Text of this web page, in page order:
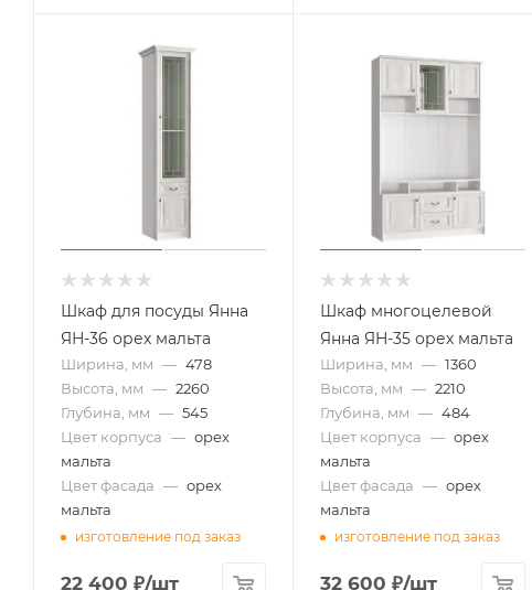
Шкаф для посуды Янна
ЯН-36 орех мальта
Ширина, мм — 478
Высота, мм — 2260
Глубина, мм — 545
Цвет корпуса — орех
мальта
Цвет фасада — орех
мальта
изготовление под заказ
22 400 ₽/шт
Шкаф многоцелевой
Янна ЯН-35 орех мальта
Ширина, мм — 1360
Высота, мм — 2210
Глубина, мм — 484
Цвет корпуса — орех
мальта
Цвет фасада — орех
мальта
изготовление под заказ
32 600 ₽/шт